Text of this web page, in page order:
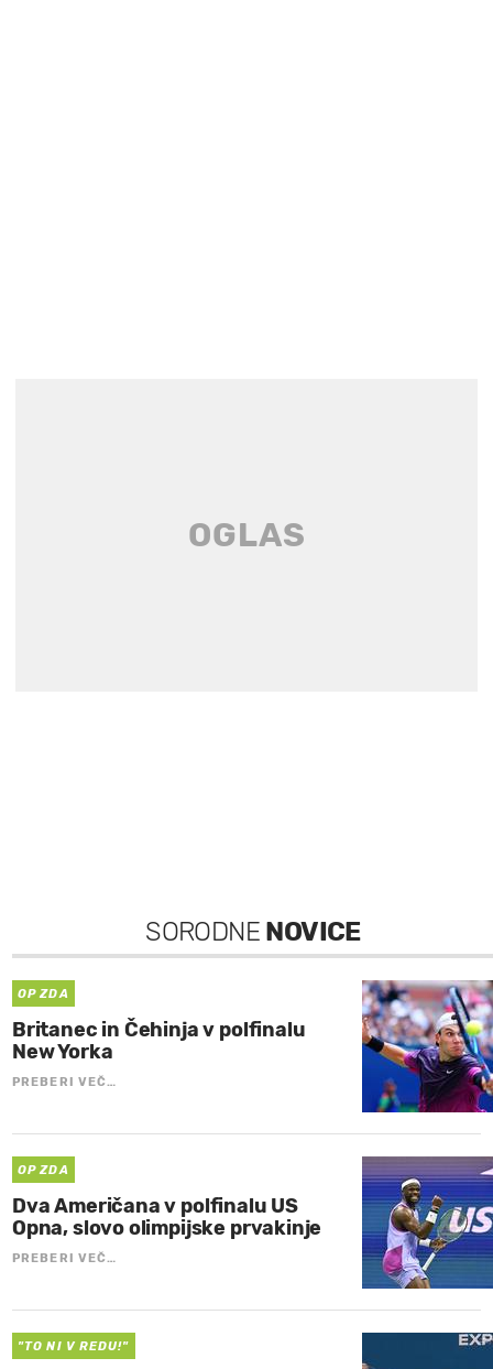
SORODNE NOVICE
OP ZDA
Britanec in Čehinja v polfinalu
New Yorka
PREBERI VEČ…
OP ZDA
Dva Američana v polfinalu US
Opna, slovo olimpijske prvakinje
PREBERI VEČ…
"TO NI V REDU!"